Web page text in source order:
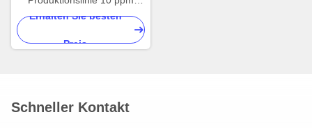
Lithium Batterie Pack
Herstellung
Erhalten Sie besten
Preis
Schneller Kontakt